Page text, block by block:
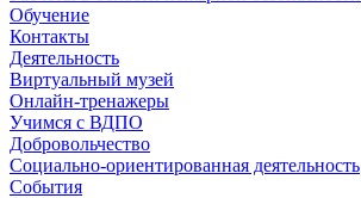
Обучение
Контакты
Деятельность
Виртуальный музей
Онлайн-тренажеры
Учимся с ВДПО
Добровольчество
Социально-ориентированная деятельность
События